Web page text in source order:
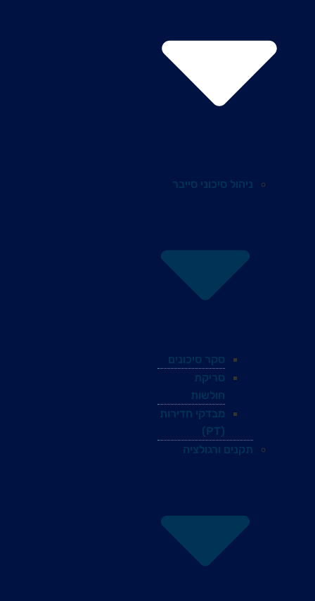
ניהול סיכוני סייבר
סקר סיכונים
סריקת
חולשות
מבדקי חדירות
(PT)
תקנים ורגולציה